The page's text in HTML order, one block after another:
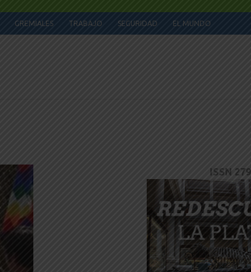
GREMIALES TRABAJO SEGURIDAD EL MUNDO
ISSN 2796-